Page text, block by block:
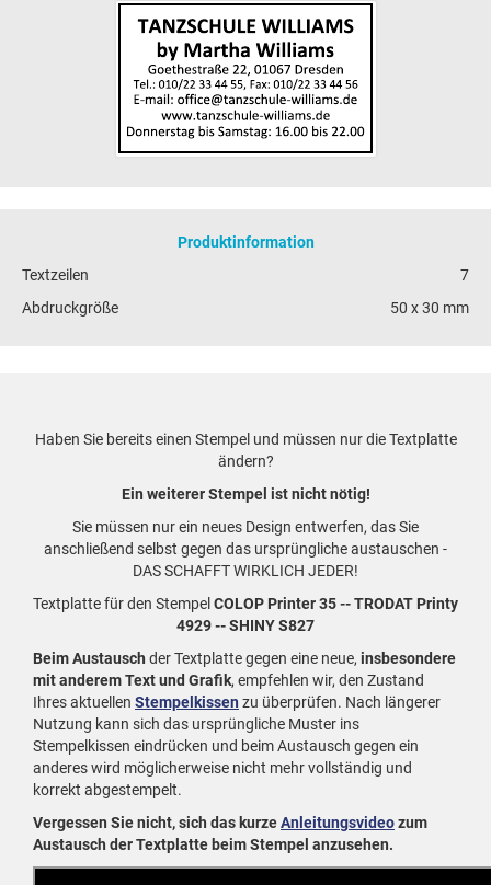
Produktinformation
Textzeilen
7
Abdruckgröße
50 x 30 mm
Haben Sie bereits einen Stempel und müssen nur die Textplatte
ändern?
Ein weiterer Stempel ist nicht nötig!
Sie müssen nur ein neues Design entwerfen, das Sie
anschließend selbst gegen das ursprüngliche austauschen -
DAS SCHAFFT WIRKLICH JEDER!
Textplatte für den Stempel COLOP Printer 35 -- TRODAT Printy
4929 -- SHINY S827
Beim Austausch der Textplatte gegen eine neue, insbesondere
mit anderem Text und Grafik, empfehlen wir, den Zustand
Ihres aktuellen Stempelkissen zu überprüfen. Nach längerer
Nutzung kann sich das ursprüngliche Muster ins
Stempelkissen eindrücken und beim Austausch gegen ein
anderes wird möglicherweise nicht mehr vollständig und
korrekt abgestempelt.
Vergessen Sie nicht, sich das kurzeAnleitungsvideozum
Austausch der Textplatte beim Stempel anzusehen.